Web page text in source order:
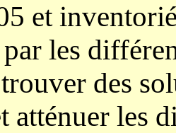
et
les
des
les